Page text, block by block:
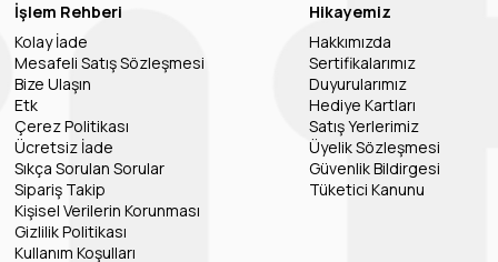
İşlem Rehberi
Kolay İade
Mesafeli Satış Sözleşmesi
Bize Ulaşın
Etk
Çerez Politikası
Ücretsiz İade
Sıkça Sorulan Sorular
Sipariş Takip
Kişisel Verilerin Korunması
Gizlilik Politikası
Kullanım Koşulları
Hikayemiz
Hakkımızda
Sertifikalarımız
Duyurularımız
Hediye Kartları
Satış Yerlerimiz
Üyelik Sözleşmesi
Güvenlik Bildirgesi
Tüketici Kanunu